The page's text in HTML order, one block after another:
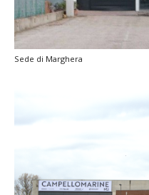
Sede di Marghera